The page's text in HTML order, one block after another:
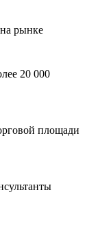
рынке
20 000
площади